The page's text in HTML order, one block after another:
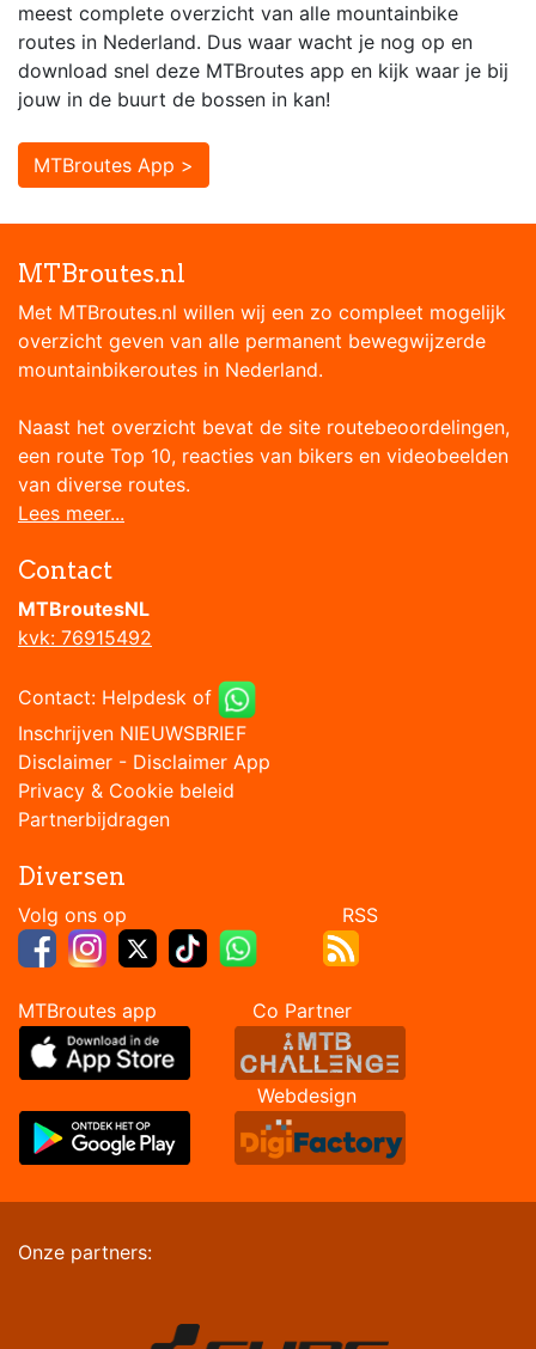
meest complete overzicht van alle mountainbike
routes in Nederland. Dus waar wacht je nog op en
download snel deze MTBroutes app en kijk waar je bij
jouw in de buurt de bossen in kan!
MTBroutes App >
MTBroutes.nl
Met MTBroutes.nl willen wij een zo compleet mogelijk
overzicht geven van alle permanent bewegwijzerde
mountainbikeroutes in Nederland.
Naast het overzicht bevat de site routebeoordelingen,
een route Top 10, reacties van bikers en videobeelden
van diverse routes.
Lees meer...
Contact
MTBroutesNL
kvk: 76915492
Contact: Helpdesk of
Inschrijven NIEUWSBRIEF
Disclaimer - Disclaimer App
Privacy & Cookie beleid
Partnerbijdragen
Diversen
Volg ons op RSS
MTBroutes app Co Partner
Webdesign
Onze partners: